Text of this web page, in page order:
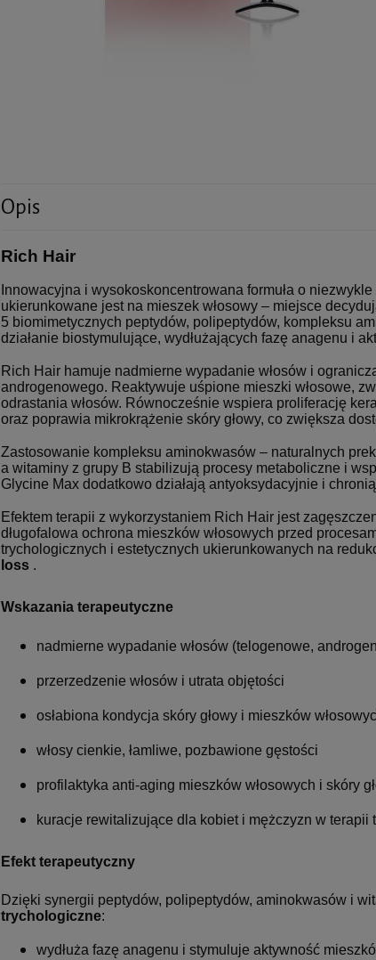
Opis
Rich Hair
Innowacyjna i wysokoskoncentrowana formuła o
ukierunkowane jest na mieszek włosowy – miejsce
5 biomimetycznych peptydów, polipeptydów, kompleksu
działanie biostymulujące, wydłużających fazę anagenu i
Rich Hair hamuje nadmierne wypadanie włosów i
androgenowego. Reaktywuje uśpione mieszki włosowe,
odrastania włosów. Równocześnie wspiera proliferację
oraz poprawia mikrokrążenie skóry głowy, co zwiększa
Zastosowanie kompleksu aminokwasów – naturalnych
a witaminy z grupy B stabilizują procesy metaboliczne i
Glycine Max dodatkowo działają antyoksydacyjnie i
Efektem terapii z wykorzystaniem Rich Hair jest
długofalowa ochrona mieszków włosowych przed
trychologicznych i estetycznych ukierunkowanych na
loss .
Wskazania terapeutyczne
nadmierne wypadanie włosów (telogenowe,
przerzedzenie włosów i utrata objętości
osłabiona kondycja skóry głowy i mieszków
włosy cienkie, łamliwe, pozbawione gęstości
profilaktyka anti-aging mieszków włosowych i skóry
kuracje rewitalizujące dla kobiet i mężczyzn w terapii
Efekt terapeutyczny
Dzięki synergii peptydów, polipeptydów, aminokwasów i
trychologiczne:
wydłuża fazę anagenu i stymuluje aktywność